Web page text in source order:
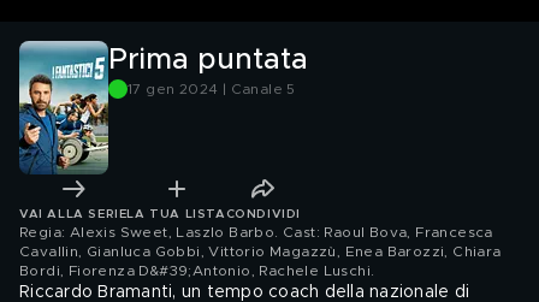
Prima puntata
17 gen 2024 | Canale 5
VAI ALLA SERIE LA TUA LISTA CONDIVIDI
Regia: Alexis Sweet, Laszlo Barbo. Cast: Raoul Bova, Francesca
Cavallin, Gianluca Gobbi, Vittorio Magazzù, Enea Barozzi, Chiara
Bordi, Fiorenza D&#39;Antonio, Rachele Luschi
Riccardo Bramanti, un tempo coach della nazionale di